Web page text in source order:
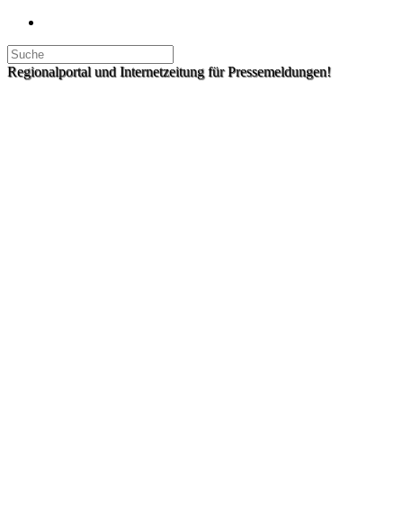
Regionalportal und Internetzeitung für Pressemeldungen!